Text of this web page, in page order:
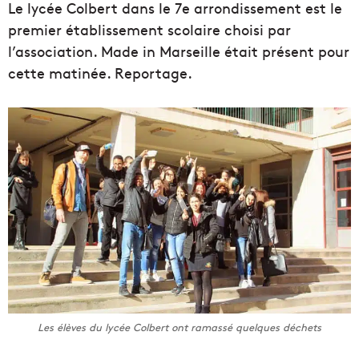
Le lycée Colbert dans le 7e arrondissement est le
premier établissement scolaire choisi par
l’association. Made in Marseille était présent pour
cette matinée. Reportage.
Les élèves du lycée Colbert ont ramassé quelques déchets